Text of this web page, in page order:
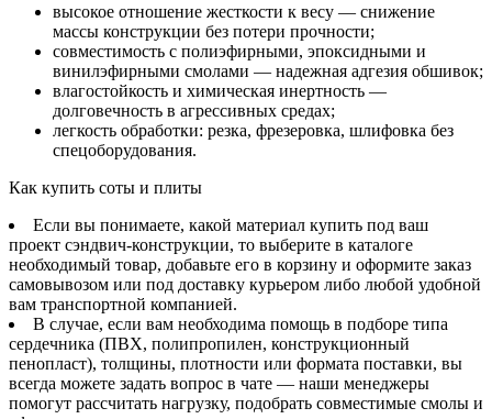
высокое отношение жесткости к весу — снижение
массы конструкции без потери прочности;
совместимость с полиэфирными, эпоксидными и
винилэфирными смолами — надежная адгезия обшивок;
влагостойкость и химическая инертность —
долговечность в агрессивных средах;
легкость обработки: резка, фрезеровка, шлифовка без
спецоборудования.
Как купить соты и плиты
Если вы понимаете, какой материал купить под ваш
проект сэндвич-конструкции, то выберите в каталоге
необходимый товар, добавьте его в корзину и оформите заказ
самовывозом или под доставку курьером либо любой удобной
вам транспортной компанией.
В случае, если вам необходима помощь в подборе типа
сердечника (ПВХ, полипропилен, конструкционный
пенопласт), толщины, плотности или формата поставки, вы
всегда можете задать вопрос в чате — наши менеджеры
помогут рассчитать нагрузку, подобрать совместимые смолы и